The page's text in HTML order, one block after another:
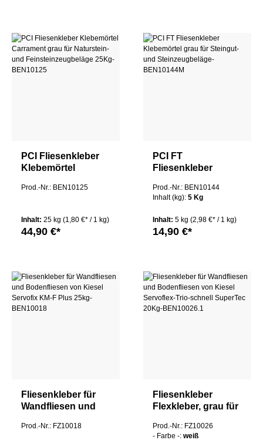
PCI Fliesenkleber
Klebemörtel
Naturstein- und
e 25Kg
Prod.-Nr.: BEN10125
Inhalt: 25 kg (1,80 €* / 1 kg)
44,90 €*
PCI FT
Fliesenkleber
für Steingut- und
Steinzeugbeläge
Prod.-Nr.: BEN10144
Inhalt (kg): 5 Kg
Inhalt: 5 kg (2,98 €* / 1 kg)
14,90 €*
Fliesenkleber für
Wandfliesen und
Kiesel Servofix KM-
Prod.-Nr.: FZ10018
Fliesenkleber
Flexkleber, grau für
Bodenfliesen von
Prod.-Nr.: FZ10026
- Farbe -: weiß